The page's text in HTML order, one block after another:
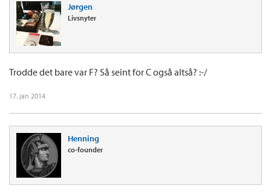
Jørgen
Livsnyter
Trodde det bare var F? Så seint for C også altså? :-/
17. jan 2014
Henning
co-founder